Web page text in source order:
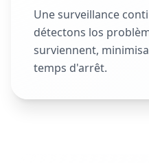
Une surveillance
détectons los
surviennent,
temps d'arrêt.